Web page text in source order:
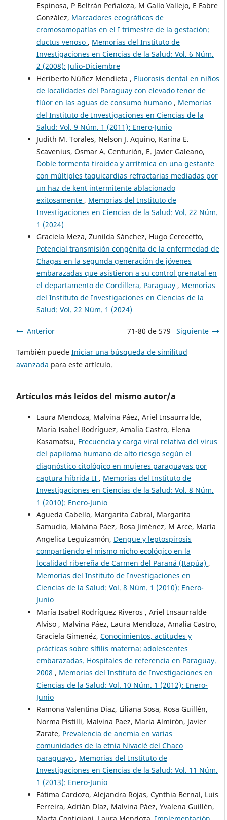
Espinosa, P Beltrán Peñaloza, M Gallo Vallejo, E Fabre
González, Marcadores ecográficos de
cromosomopatías en el I trimestre de la gestación:
ductus venoso , Memorias del Instituto de
Investigaciones en Ciencias de la Salud: Vol. 6 Núm.
2 (2008): Julio-Diciembre
Heriberto Núñez Mendieta , Fluorosis dental en niños
de localidades del Paraguay con elevado tenor de
flúor en las aguas de consumo humano , Memorias
del Instituto de Investigaciones en Ciencias de la
Salud: Vol. 9 Núm. 1 (2011): Enero-Junio
Judith M. Torales, Nelson J. Aquino, Karina E.
Scavenius, Osmar A. Centurión, E. Javier Galeano,
Doble tormenta tiroidea y arrítmica en una gestante
con múltiples taquicardias refractarias mediadas por
un haz de kent intermitente ablacionado
exitosamente , Memorias del Instituto de
Investigaciones en Ciencias de la Salud: Vol. 22 Núm.
1 (2024)
Graciela Meza, Zunilda Sánchez, Hugo Cerecetto,
Potencial transmisión congénita de la enfermedad de
Chagas en la segunda generación de jóvenes
embarazadas que asistieron a su control prenatal en
el departamento de Cordillera, Paraguay , Memorias
del Instituto de Investigaciones en Ciencias de la
Salud: Vol. 22 Núm. 1 (2024)
Anterior 71-80 de 579 Siguiente
También puede Iniciar una búsqueda de similitud
avanzada para este artículo.
Artículos más leídos del mismo autor/a
Laura Mendoza, Malvina Páez, Ariel Insaurralde,
Maria Isabel Rodríguez, Amalia Castro, Elena
Kasamatsu, Frecuencia y carga viral relativa del virus
del papiloma humano de alto riesgo según el
diagnóstico citológico en mujeres paraguayas por
captura híbrida II , Memorias del Instituto de
Investigaciones en Ciencias de la Salud: Vol. 8 Núm.
1 (2010): Enero-Junio
Agueda Cabello, Margarita Cabral, Margarita
Samudio, Malvina Páez, Rosa Jiménez, M Arce, María
Angelica Leguizamón, Dengue y leptospirosis
compartiendo el mismo nicho ecológico en la
localidad ribereña de Carmen del Paraná (Itapúa) ,
Memorias del Instituto de Investigaciones en
Ciencias de la Salud: Vol. 8 Núm. 1 (2010): Enero-
Junio
María Isabel Rodríguez Riveros , Ariel Insaurralde
Alviso , Malvina Páez, Laura Mendoza, Amalia Castro,
Graciela Gimenéz, Conocimientos, actitudes y
prácticas sobre sífilis materna: adolescentes
embarazadas. Hospitales de referencia en Paraguay.
2008 , Memorias del Instituto de Investigaciones en
Ciencias de la Salud: Vol. 10 Núm. 1 (2012): Enero-
Junio
Ramona Valentina Diaz, Liliana Sosa, Rosa Guillén,
Norma Pistilli, Malvina Paez, Maria Almirón, Javier
Zarate, Prevalencia de anemia en varias
comunidades de la etnia Nivaclé del Chaco
paraguayo , Memorias del Instituto de
Investigaciones en Ciencias de la Salud: Vol. 11 Núm.
1 (2013): Enero-Junio
Fátima Cardozo, Alejandra Rojas, Cynthia Bernal, Luis
Ferreira, Adrián Díaz, Malvina Páez, Yvalena Guillén,